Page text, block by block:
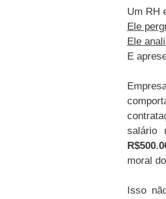
Um RH
Ele
Ele
E
salário
moral
Isso